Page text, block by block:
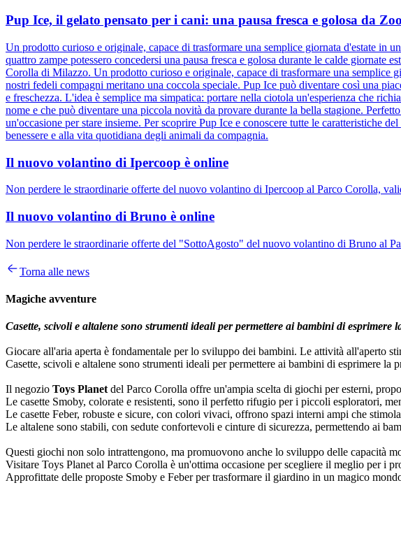
Pup Ice, il gelato pensato per i cani: una pausa fresca e golosa da
Un prodotto curioso e originale, capace di trasformare una semplice giornata d'estate
quattro zampe potessero concedersi una pausa fresca e golosa durante le calde
Corolla di Milazzo. Un prodotto curioso e originale, capace di trasformare una semplice
nostri fedeli compagni meritano una coccola speciale. Pup Ice può diventare così una
e freschezza. L'idea è semplice ma simpatica: portare nella ciotola un'esperienza che
nome e che può diventare una piccola novità da provare durante la bella stagione.
un'occasione per stare insieme. Per scoprire Pup Ice e conoscere tutte le caratteristiche
benessere e alla vita quotidiana degli animali da compagnia.
Il nuovo volantino di Ipercoop è online
Non perdere le straordinarie offerte del nuovo volantino di Ipercoop al Parco Corolla,
Il nuovo volantino di Bruno è online
Non perdere le straordinarie offerte del "SottoAgosto" del nuovo volantino di Bruno al
Torna alle news
Magiche avventure
Casette, scivoli e altalene sono strumenti ideali per permettere ai bambini di
Giocare all'aria aperta è fondamentale per lo sviluppo dei bambini. Le attività all'aperto
Casette, scivoli e altalene sono strumenti ideali per permettere ai bambini di esprimere la
Il negozio Toys Planetdel Parco Corolla offre un'ampia scelta di giochi per esterni,
Le casette Smoby, colorate e resistenti, sono il perfetto rifugio per i piccoli esploratori,
Le casette Feber, robuste e sicure, con colori vivaci, offrono spazi interni ampi che
Le altalene sono stabili, con sedute confortevoli e cinture di sicurezza, permettendo ai
Questi giochi non solo intrattengono, ma promuovono anche lo sviluppo delle capacità
Visitare Toys Planet al Parco Corolla è un'ottima occasione per scegliere il meglio per i
Approfittate delle proposte Smoby e Feber per trasformare il giardino in un magico